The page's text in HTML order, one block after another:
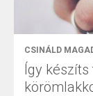
CSINÁLD
Így